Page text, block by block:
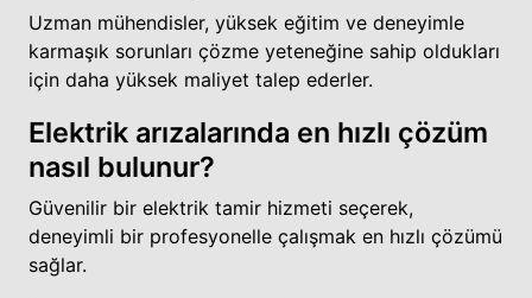
Uzman mühendisler, yüksek eğitim ve deneyimle
karmaşık sorunları çözme yeteneğine sahip oldukları
için daha yüksek maliyet talep ederler.
Elektrik arızalarında en hızlı çözüm
nasıl bulunur?
Güvenilir bir elektrik tamir hizmeti seçerek,
deneyimli bir profesyonelle çalışmak en hızlı çözümü
sağlar.